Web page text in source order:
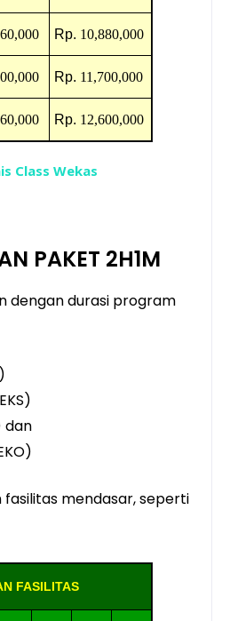
Rp. 10,880,000
Rp. 11,700,000
Rp. 12,600,000
Class Wekas
PAKET 2H1M
dengan durasi program
dan
mendasar, seperti
FASILITAS